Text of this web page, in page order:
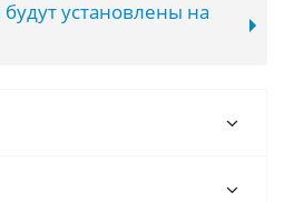
установлены на